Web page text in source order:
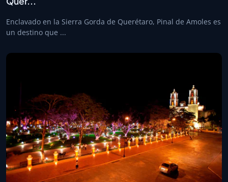
Enclavado en la Sierra Gorda de Querétaro, Pinal de Amoles es
un destino que ...